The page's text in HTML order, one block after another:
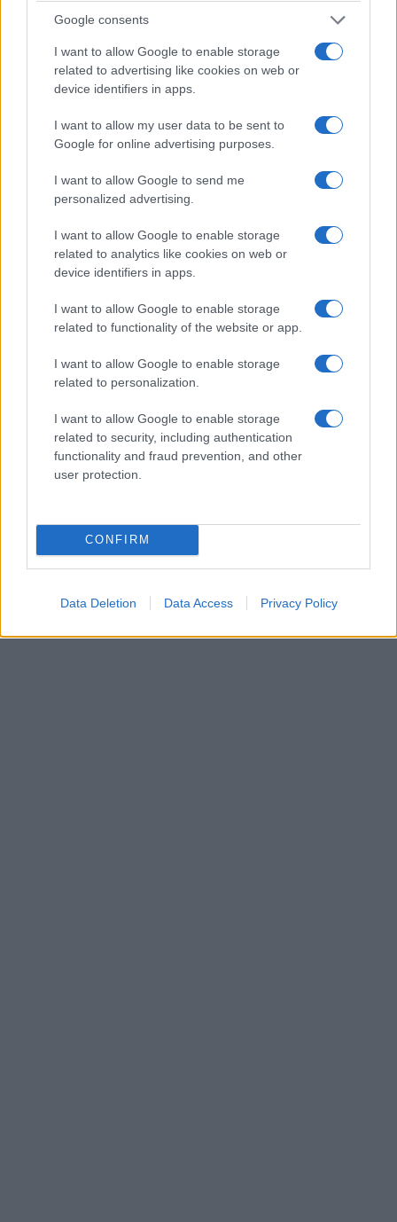
Google consents
I want to allow Google to enable storage
related to advertising like cookies on web or
device identifiers in apps.
I want to allow my user data to be sent to
Google for online advertising purposes.
I want to allow Google to send me
personalized advertising.
I want to allow Google to enable storage
related to analytics like cookies on web or
device identifiers in apps.
I want to allow Google to enable storage
related to functionality of the website or app.
I want to allow Google to enable storage
related to personalization.
I want to allow Google to enable storage
related to security, including authentication
functionality and fraud prevention, and other
user protection.
CONFIRM
Data Deletion Data Access Privacy Policy